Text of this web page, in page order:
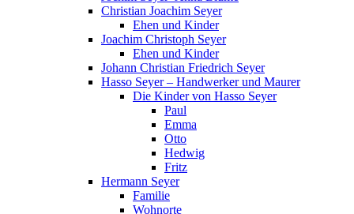
Christian Joachim Seyer
Ehen und Kinder
Joachim Christoph Seyer
Ehen und Kinder
Johann Christian Friedrich Seyer
Hasso Seyer – Handwerker und Maurer
Die Kinder von Hasso Seyer
Paul
Emma
Otto
Hedwig
Fritz
Hermann Seyer
Familie
Wohnorte